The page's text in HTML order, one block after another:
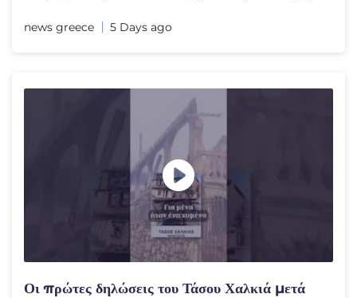
news greece 5 Days ago
Οι πρώτες δηλώσεις του Τάσου Χαλκιά μετά